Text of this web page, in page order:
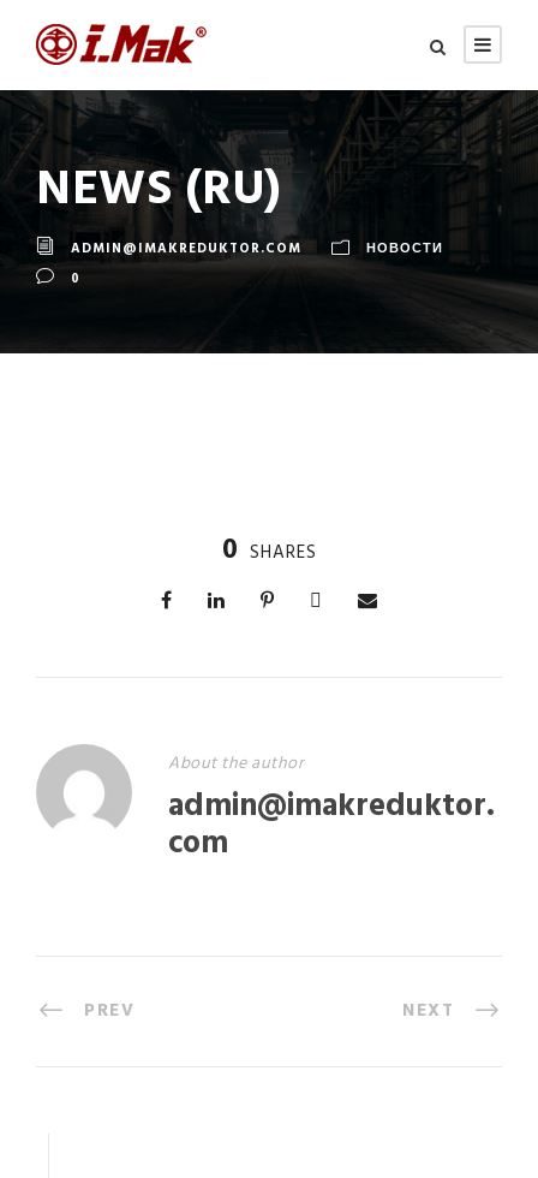
NEWS (RU)
ADMIN@IMAKREDUKTOR.COM
НОВОСТИ
0
0 SHARES
About the author
admin@imakreduktor.
com
PREV NEXT